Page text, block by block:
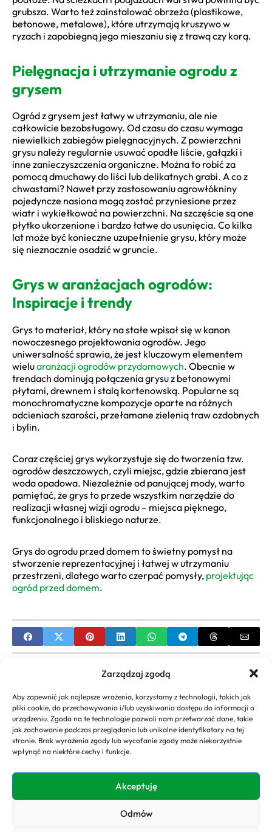
Zarządzaj zgodą
Aby zapewnić jak najlepsze wrażenia, korzystamy z technologii, takich jak
pliki cookie, do przechowywania i/lub uzyskiwania dostępu do informacji o
urządzeniu. Zgoda na te technologie pozwoli nam przetwarzać dane, takie
jak zachowanie podczas przeglądania lub unikalne identyfikatory na tej
stronie. Brak wyrażenia zgody lub wycofanie zgody może niekorzystnie
wpłynąć na niektóre cechy i funkcje.
Akceptuję
Odmów
grubsza. Warto też zainstalować obrzeża (plastikowe,
betonowe, metalowe), które utrzymają kruszywo w
ryzach i zapobiegną jego mieszaniu się z trawą czy korą.
Pielęgnacja i utrzymanie ogrodu z
grysem
Ogród z grysem jest łatwy w utrzymaniu, ale nie
całkowicie bezobsługowy. Od czasu do czasu wymaga
niewielkich zabiegów pielęgnacyjnych. Z powierzchni
grysu należy regularnie usuwać opadłe liście, gałązki i
inne zanieczyszczenia organiczne. Można to robić za
pomocą dmuchawy do liści lub delikatnych grabi. A co z
chwastami? Nawet przy zastosowaniu agrowłókniny
pojedyncze nasiona mogą zostać przyniesione przez
wiatr i wykiełkować na powierzchni. Na szczęście są one
płytko ukorzenione i bardzo łatwe do usunięcia. Co kilka
lat może być konieczne uzupełnienie grysu, który może
się nieznacznie osadzić w gruncie.
Grys w aranżacjach ogrodów:
Inspiracje i trendy
Grys to materiał, który na stałe wpisał się w kanon
nowoczesnego projektowania ogrodów. Jego
uniwersalność sprawia, że jest kluczowym elementem
wieluaranżacji ogrodów przydomowych. Obecnie w
trendach dominują połączenia grysu z betonowymi
płytami, drewnem i stalą kortenowską. Popularne są
monochromatyczne kompozycje oparte na różnych
odcieniach szarości, przełamane zielenią traw ozdobnych
i bylin.
Coraz częściej grys wykorzystuje się do tworzenia tzw.
ogrodów deszczowych, czyli miejsc, gdzie zbierana jest
woda opadowa. Niezależnie od panującej mody, warto
pamiętać, że grys to przede wszystkim narzędzie do
realizacji własnej wizji ogrodu – miejsca pięknego,
funkcjonalnego i bliskiego naturze.
Grys do ogrodu przed domem to świetny pomysł na
stworzenie reprezentacyjnej i łatwej w utrzymaniu
przestrzeni, dlatego warto czerpać pomysły, projektując
ogród przed domem.
Pomysły na nowoczesne ścieżki w ogrodzie:
Przewodnik po aranżacjach
NEXT
Jak stworzyć ogród sukcesu – Kompletny poradnik
Copyright 2026. All rights